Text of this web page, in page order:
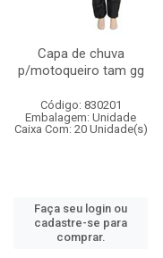
Capa de chuva
p/motoqueiro tam gg
Código: 830201
Embalagem: Unidade
Caixa Com: 20 Unidade(s)
Faça seu login ou
cadastre-se para
comprar.